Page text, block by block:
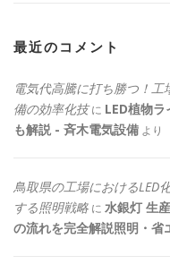
最近のコメント
電気代高騰に打ち勝つ！
備の効率化技に LED植物
も解説 - 斉木電気設備 より
鳥取県の工場におけるLED
する照明戦略 に 水銀灯 生
の流れを完全解説照明・省